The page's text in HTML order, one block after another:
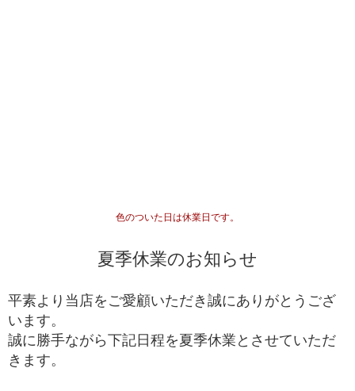
国内でトップクオリティ *1として販売されているライ
きるブレスレット
入門モデル
ルチルクォーツが初めての方や、低価格でも品質の
色のついた日は休業日です。
夏季休業のお知らせ
平素より当店をご愛顧いただき誠にありがとうござ
います。
誠に勝手ながら下記日程を夏季休業とさせていただ
きます。